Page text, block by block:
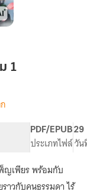
1
PDF/EPUB
ประเภทไฟล์
29
วัน
ญเพียร พร้อมกับ
าวกับคนธรรมดา ไร้